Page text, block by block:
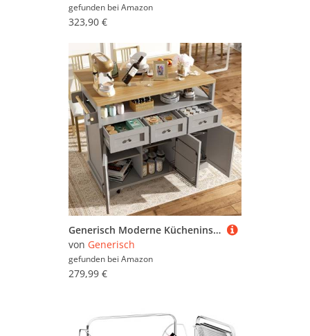
gefunden bei Amazon
323,90 €
Generisch Moderne Kücheninsel mit klappbare Arbeitsplatte, Küchenschrank auf Rollen Servierwagen Küchenrollwagen Rollwagen mit Schublade, für Küche, Esszimmer, Frühstücksbar, grau
von Generisch
gefunden bei Amazon
279,99 €